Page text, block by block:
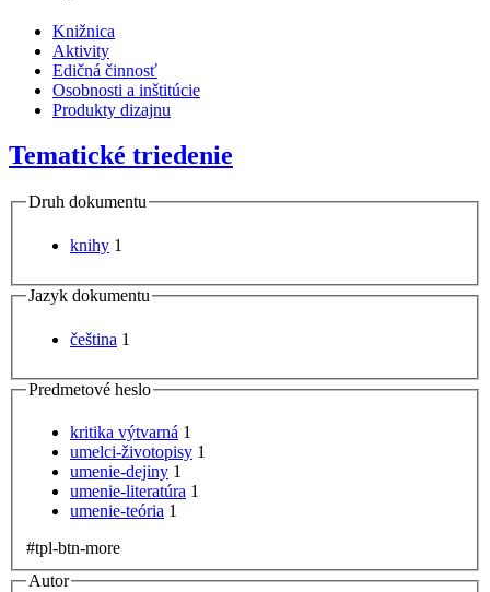
Knižnica
Aktivity
Edičná činnosť
Osobnosti a inštitúcie
Produkty dizajnu
Tematické triedenie
Druh dokumentu
knihy 1
Jazyk dokumentu
čeština 1
Predmetové heslo
kritika výtvarná 1
umelci-životopisy 1
umenie-dejiny 1
umenie-literatúra 1
umenie-teória 1
#tpl-btn-more
Autor